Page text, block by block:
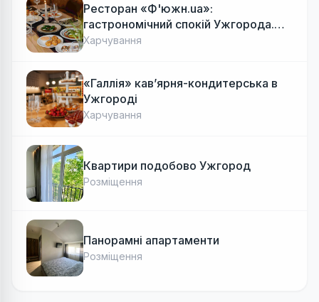
Ресторан «Ф'южн.ua»:
гастрономічний спокій Ужгорода.
Авторська локальна кухня, затишок
Харчування
«Галлія» кав’ярня-кондитерська в
Ужгороді
Харчування
Квартири подобово Ужгород
Розміщення
Панорамні апартаменти
Розміщення